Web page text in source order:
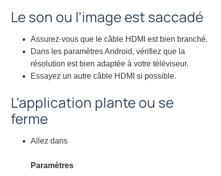
Le son ou l’image est saccadé
Assurez-vous que le câble HDMI est bien branché.
Dans les paramètres Android, vérifiez que la
résolution est bien adaptée à votre téléviseur.
Essayez un autre câble HDMI si possible.
L’application plante ou se
ferme
Allez dans
Paramètres